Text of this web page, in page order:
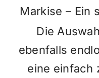
Markise – Ein
Die
ebenfalls
eine einfach